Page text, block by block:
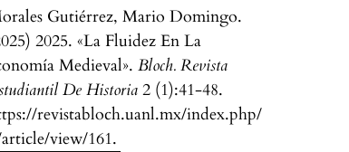
Gutiérrez, Mario Domingo.
2025. «La Fluidez En La
Medieval».Bloch. Revista
De Historia 2 (1):41-48.
revistabloch.uanl.mx/index.php/
view/161.